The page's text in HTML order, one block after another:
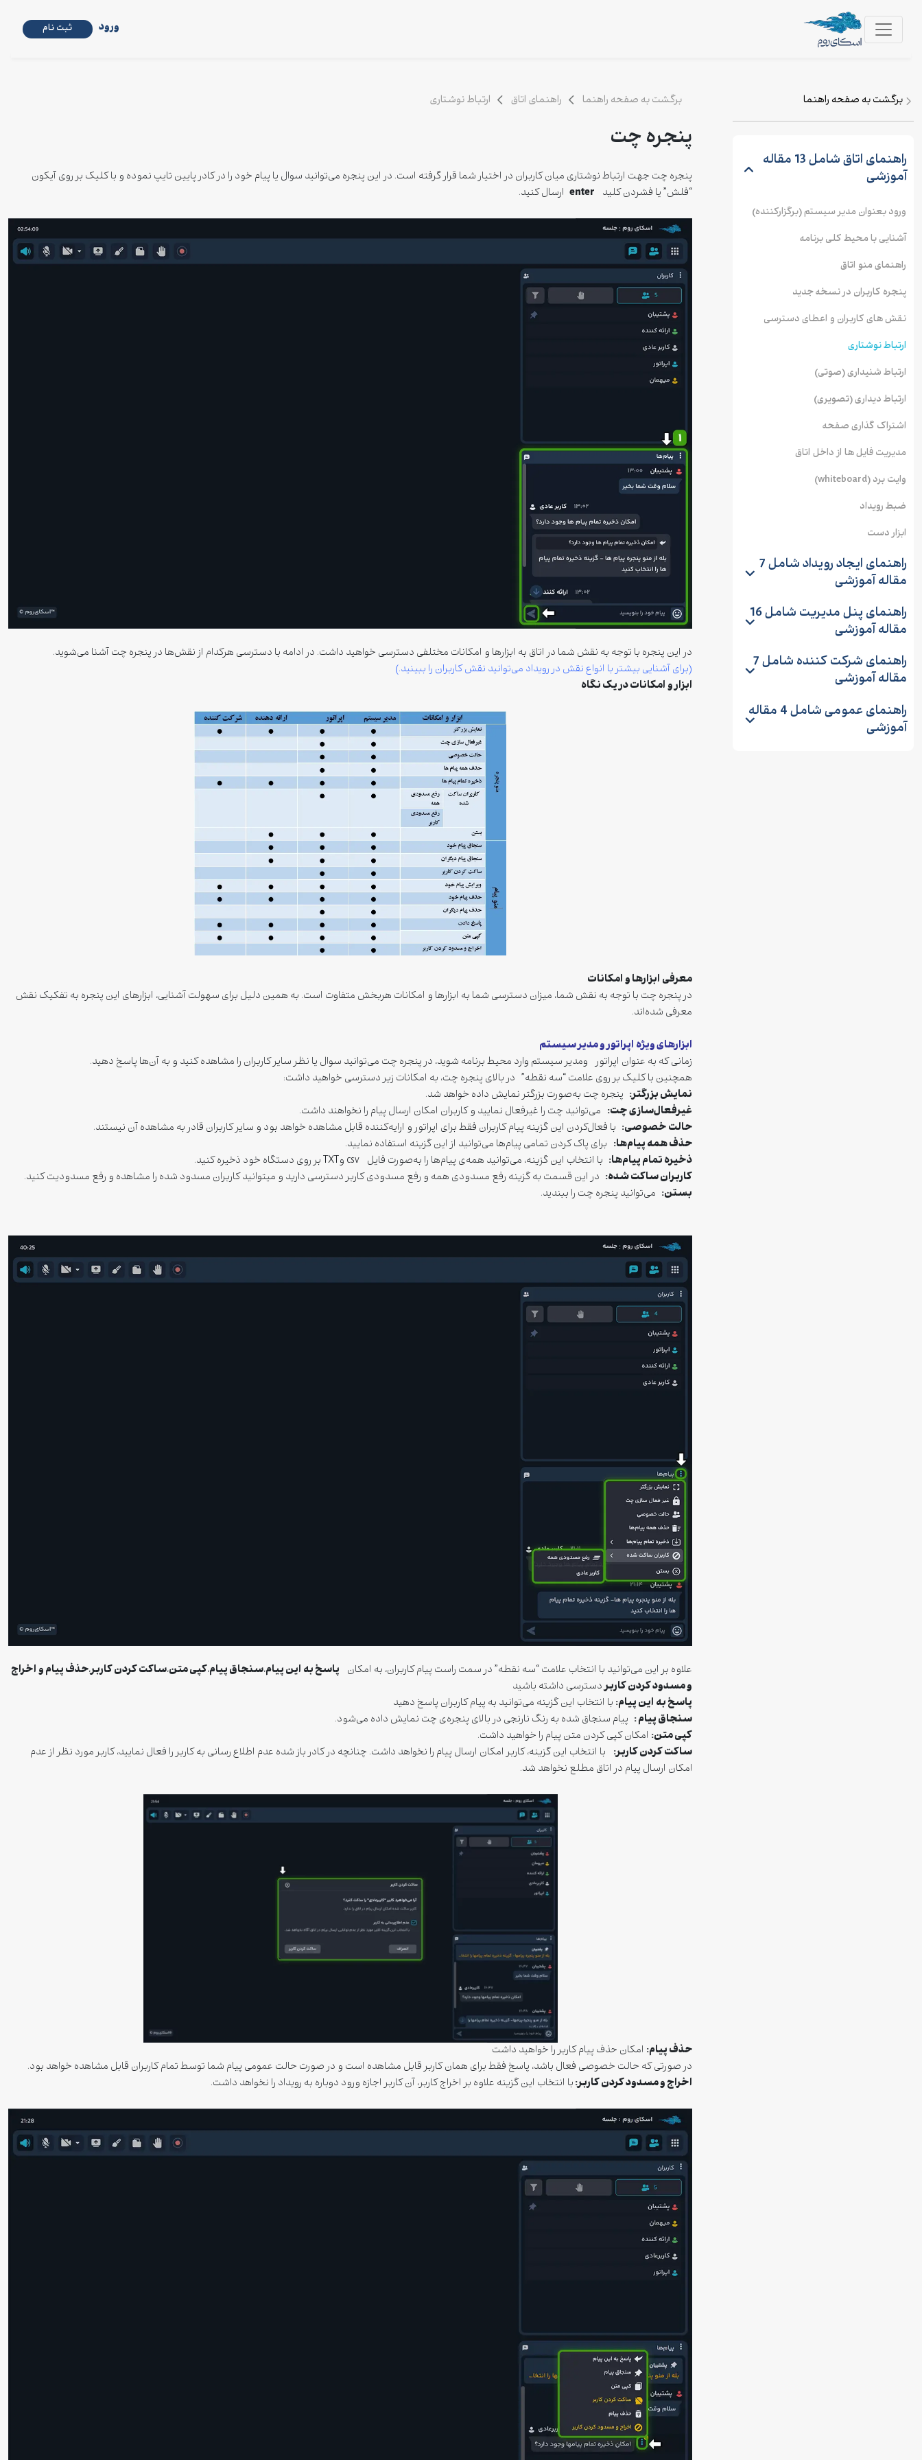
ورود ثبت نام
برگشت به صفحه راهنما
راهنمای اتاق
شامل 13 مقاله
آموزشی
ورود بعنوان مدیر سیستم (برگزارکننده)
آشنایی با محیط کلی برنامه
راهنمای منو اتاق
پنجره کاربران در نسخه جدید
نقش های کاربران و اعطای دسترسی
ارتباط نوشتاری
ارتباط شنیداری (صوتی)
ارتباط دیداری (تصویری)
اشتراک گذاری صفحه
مدیریت فایل ها از داخل اتاق
وایت برد (whiteboard)
ضبط رویداد
ابزار دست
راهنمای ایجاد رویداد
شامل 7
مقاله آموزشی
راهنمای پنل مدیریت
شامل 16
مقاله آموزشی
راهنمای شرکت کننده
شامل 7
مقاله آموزشی
راهنمای عمومی
شامل 4 مقاله
آموزشی
برگشت به صفحه راهنما راهنمای اتاق ارتباط نوشتاری
پنجره چت
پنجره چت جهت ارتباط نوشتاری میان کاربران در اختیار شما قرار گرفته است. در این پنجره می‌توانید سوال یا پیام خود را در کادر پایین تایپ نموده و با کلیک بر روی آیکون
“فلش” یا فشردن کلید enter ارسال کنید.
در این پنجره با توجه به نقش شما در اتاق به ابزارها و امکانات مختلفی دسترسی خواهید داشت. در ادامه با دسترسی هرکدام از نقش‌ها در پنجره چت آشنا می‌شوید.
(برای آشنایی بیشتر با انواع نقش در رویداد می‌توانید نقش کاربران را ببینید.)
ابزار و امکانات در یک نگاه
معرفی ابزارها و امکانات
در پنجره چت با توجه به نقش شما، میزان دسترسی شما به ابزارها و امکانات هربخش متفاوت است. به همین دلیل برای سهولت آشنایی، ابزارهای این پنجره به تفکیک نقش
معرفی شده‌اند.
ابزارهای ویژه اپراتور و مدیر سیستم
زمانی که به عنوان اپراتور ومدیر سیستم وارد محیط برنامه شوید، در پنجره چت می‌توانید سوال یا نظر سایر کاربران را مشاهده کنید و به آن‌ها پاسخ دهید.
همچنین با کلیک بر روی علامت “سه نقطه” در بالای پنجره چت، به امکانات زیر دسترسی خواهید داشت:
نمایش بزرگتر: پنجره چت به‌صورت بزرگتر نمایش داده خواهد شد.
غیرفعال‌سازی چت: می‌توانید چت را غیرفعال نمایید و کاربران امکان ارسال پیام را نخواهند داشت.
حالت خصوصی: با فعال‌کردن این گزینه پیام کاربران فقط برای اپراتور و ارایه‌کننده قابل مشاهده خواهد بود و سایر کاربران قادر به مشاهده آن نیستند.
حذفهمه‌ پیام‌ها: برای پاک کردن تمامی پیام‌ها می‌توانید از این گزینه استفاده نمایید.
ذخیره تمام پیام‌ها: با انتخاب این گزینه، می‌توانید همه‌ی پیام‌ها را به‌صورت فایل csv وTXT بر روی دستگاه خود ذخیره کنید.
کاربران ساکت شده: در این قسمت به گزینه رفع مسدودی همه و رفع مسدودی کاربر دسترسی دارید و میتوانید کاربران مسدود شده را مشاهده و رفع مسدودیت کنید.
بستن: می‌توانید پنجره چت را ببندید.
علاوه بر این می‌توانید با انتخاب علامت “سه نقطه” در سمت راست پیام کاربران، به امکان پاسخ به این پیام،سنجاق پیام،کپی متن،ساکت کردن کاربر،حذف پیام و اخراج
و مسدود کردن کاربردسترسی داشته باشید
پاسخ به این پیام: با انتخاب این گزینه می‌توانید به پیام کاربران پاسخ دهید
سنجاق پیام: پیام سنجاق شده به رنگ نارنجی در بالای پنجره‌ی چت نمایش داده می‌شود.
کپی متن: امکان کپی کردن متن پیام را خواهید داشت.
ساکت کردن کاربر: با انتخاب این گزینه، کاربر امکان ارسال پیام را نخواهد داشت. چنانچه در کادر باز شده عدم اطلاع رسانی به کاربر را فعال نمایید، کاربر مورد نظر از عدم
امکان ارسال پیام در اتاق مطلع نخواهد شد.
حذف پیام: امکان حذف پیام کاربر را خواهید داشت
در صورتی که حالت خصوصی فعال باشد، پاسخ فقط برای همان کاربر قابل مشاهده است و در صورت حالت عمومی پیام شما توسط تمام کاربران قابل مشاهده خواهد بود.
اخراج و مسدود کردن کاربر: با انتخاب این گزینه علاوه بر اخراج کاربر، آن کاربر اجازه ورود دوباره به رویداد را نخواهد داشت.